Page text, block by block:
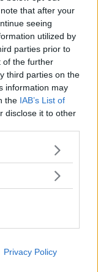
that after your
seeing
utilized by
parties prior to
of the further
third parties on the
information may
the IAB’s List of
disclose it to other
or more Google
You may click to
in below Google
Privacy Policy
i blick fick
16-ventilersmotor
av Volvo
Slutpriset blev